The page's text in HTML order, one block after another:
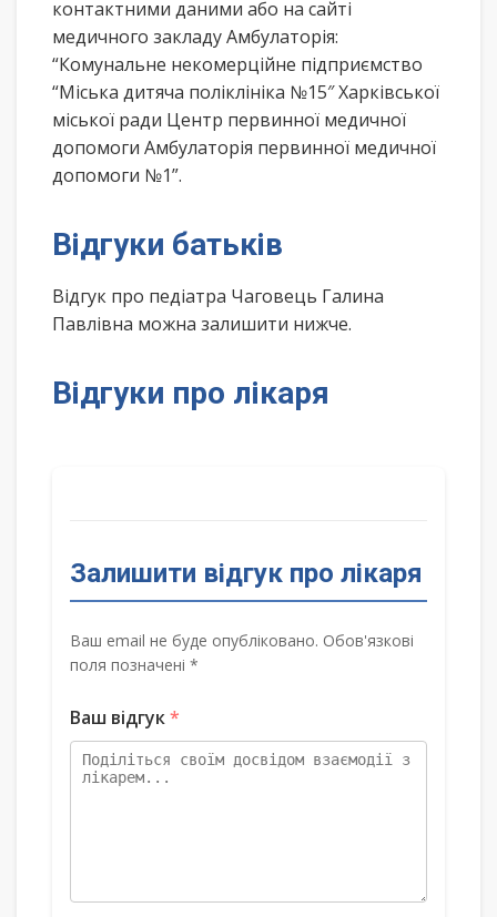
контактними даними або на сайті
медичного закладу Амбулаторія:
“Комунальне некомерційне підприємство
“Міська дитяча поліклініка №15″ Харківської
міської ради Центр первинної медичної
допомоги Амбулаторія первинної медичної
допомоги №1”.
Відгуки батьків
Відгук про педіатра Чаговець Галина
Павлівна можна залишити нижче.
Відгуки про лікаря
Залишити відгук про лікаря
Ваш email не буде опубліковано. Обов'язкові
поля позначені *
Ваш відгук*